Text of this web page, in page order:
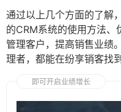
通过以上几个方面的了解
的CRM系统的使用方法
管理客户，提高销售业绩
理者，都能在纷享销客找
即可开启业绩增长